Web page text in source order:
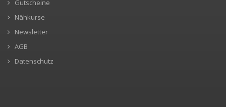
Gutscheine
Nähkurse
Newsletter
AGB
Datenschutz